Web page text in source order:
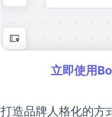
立即使用
打造品牌人格化的方